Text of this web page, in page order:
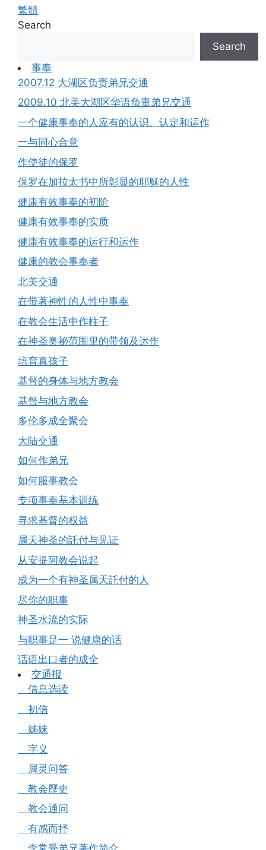
繁體
Search
Search
事奉
2007.12 大湖区负责弟兄交通
2009.10 北美大湖区华语负责弟兄交通
一个健康事奉的人应有的认识、认定和运作
一与同心合意
作使徒的保罗
保罗在加拉太书中所彰显的耶穌的人性
健康有效事奉的初阶
健康有效事奉的实质
健康有效事奉的运行和运作
健康的教会事奉者
北美交通
在带著神性的人性中事奉
在教会生活中作柱子
在神圣奥祕范围里的带领及运作
培育真孩子
基督的身体与地方教会
基督与地方教会
多伦多成全聚会
大陆交通
如何作弟兄
如何服事教会
专项事奉基本训练
寻求基督的权益
属天神圣的託付与见证
从安提阿教会说起
成为一个有神圣属天託付的人
尽你的职事
神圣水流的实际
与职事是一 说健康的话
话语出口者的成全
交通报
信息选读
初信
姊妹
字义
属灵问答
教会歷史
教会通问
有感而抒